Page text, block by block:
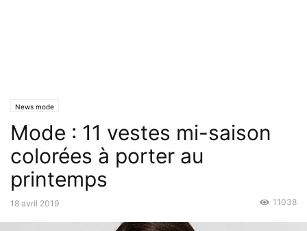
News mode
Mode : 11 vestes mi-saison
colorées à porter au
printemps
18 avril 2019 11038